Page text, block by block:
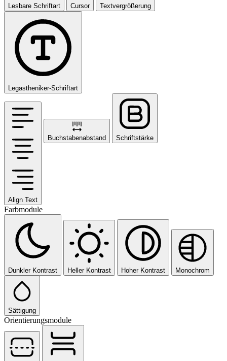
Lesbare Schriftart Cursor Textvergrößerung
Legastheniker-Schriftart
Align Text
Buchstabenabstand Schriftstärke
Farbmodule
Dunkler Kontrast Heller Kontrast Hoher Kontrast Monochrom
Sättigung
Orientierungsmodule